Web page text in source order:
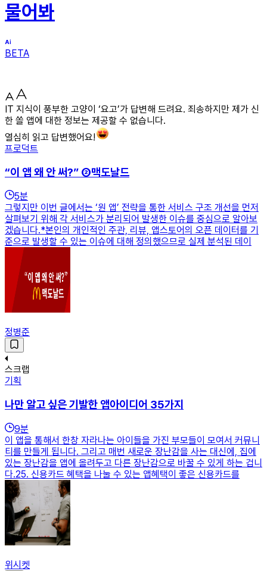
물어봐
BETA
IT 지식이 풍부한 고양이 ‘요고’가 답변해 드려요. 죄송하지만 제가 신
한 쏠 앱에 대한 정보는 제공할 수 없습니다.
열심히 읽고 답변했어요!
프로덕트
“이 앱 왜 안 써?” ②맥도날드
5분
그렇지만 이번 글에서는 ‘원 앱’ 전략을 통한 서비스 구조 개선을 먼저
살펴보기 위해 각 서비스가 분리되어 발생한 이슈를 중심으로 알아보
겠습니다.*본인의 개인적인 주관, 리뷰, 앱스토어의 오픈 데이터를 기
준으로 발생할 수 있는 이슈에 대해 정의했으므로 실제 분석된 데이
정병준
스크랩
기획
나만 알고 싶은 기발한 앱아이디어 35가지
9분
이 앱을 통해서 한창 자라나는 아이들을 가진 부모들이 모여서 커뮤니
티를 만들게 됩니다. 그리고 매번 새로운 장난감을 사는 대신에, 집에
있는 장난감을 앱에 올려두고 다른 장난감으로 바꿀 수 있게 하는 겁니
다.25. 신용카드 혜택을 나눌 수 있는 앱혜택이 좋은 신용카드를
위시켓